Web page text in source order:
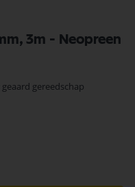
3m - Neopreen
gereedschap